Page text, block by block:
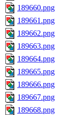
189660.png
189661.png
189662.png
189663.png
189664.png
189665.png
189666.png
189667.png
189668.png